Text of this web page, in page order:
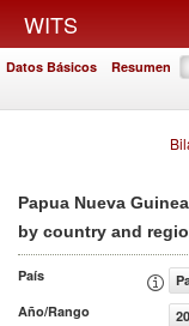
WITS
Datos Básicos Resumen
Papua Nueva
by country and
País
Año/Rango